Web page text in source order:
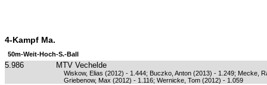
4-Kampf Ma.
50m-Weit-Hoch-S.-Ball
5.986 MTV Vechelde
Wiskow, Elias (2012) - 1.444; Buczko, Anton (2013) - 1.249; Mecke,
Griebenow, Max (2012) - 1.116; Wernicke, Tom (2012) - 1.059